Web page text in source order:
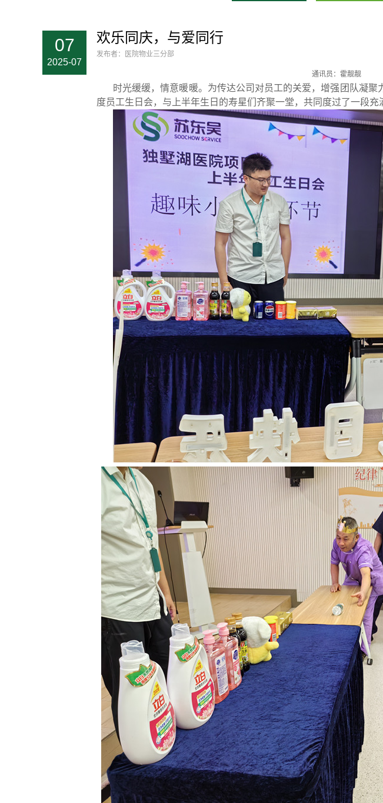
07
2025-07
欢乐同庆，与爱同行
发布者：医院物业三分部
通讯员：霍靓靓
时光缓缓，情意暖暖。为传达公司对员工的关爱，增强团队凝
度员工生日会，与上半年生日的寿星们齐聚一堂，共同度过了一段充